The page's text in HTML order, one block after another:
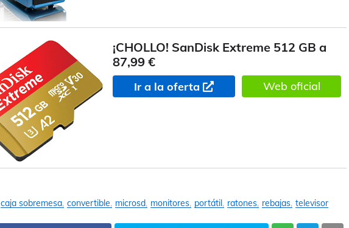
¡CHOLLO! SanDisk Extreme 512 GB a
87,99 €
Ir a la oferta Web oficial
caja sobremesa convertible microsd monitores portátil ratones rebajas televisor